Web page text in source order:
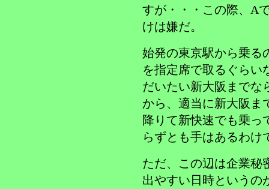
すが・・・この際、A
けは嫌だ。
始発の東京駅から乗る
を指定席で取るぐらい
だいたい新大阪までな
から、適当に新大阪ま
降りて新快速でも乗っ
らずとも手はあるわけ
ただ、この辺は企業秘
出やすい日時というの